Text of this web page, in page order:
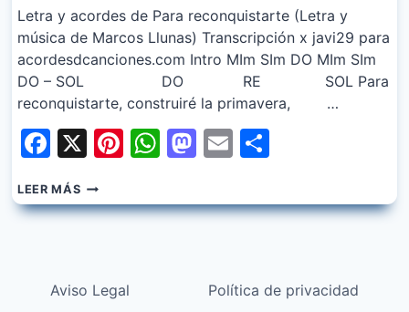
Letra y acordes de Para reconquistarte (Letra y
música de Marcos Llunas) Transcripción x javi29 para
acordesdcanciones.com Intro MIm SIm DO MIm SIm
DO – SOL DO RE SOL Para
reconquistarte, construiré la primavera, …
Facebook
X Pinterest
WhatsApp
Mastodon
Email
LEER MÁSMARCOS
LLUNAS
–
Aviso Legal Política de privacidad